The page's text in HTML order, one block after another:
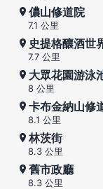
儂山修道院
7.1 公里
史提格釀酒世
7.7 公里
大眾花園游泳
8 公里
卡布金納山修
8.1 公里
林茨街
8.3 公里
舊市政廳
8.3 公里